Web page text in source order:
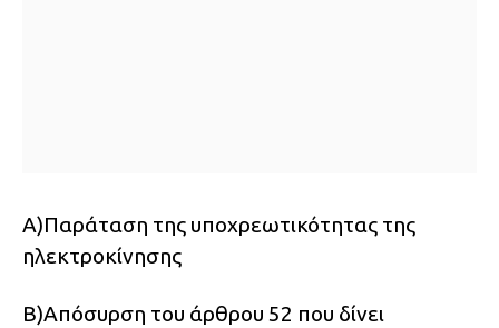
Α)Παράταση της υποχρεωτικότητας της
ηλεκτροκίνησης
Β)Απόσυρση του άρθρου 52 που δίνει